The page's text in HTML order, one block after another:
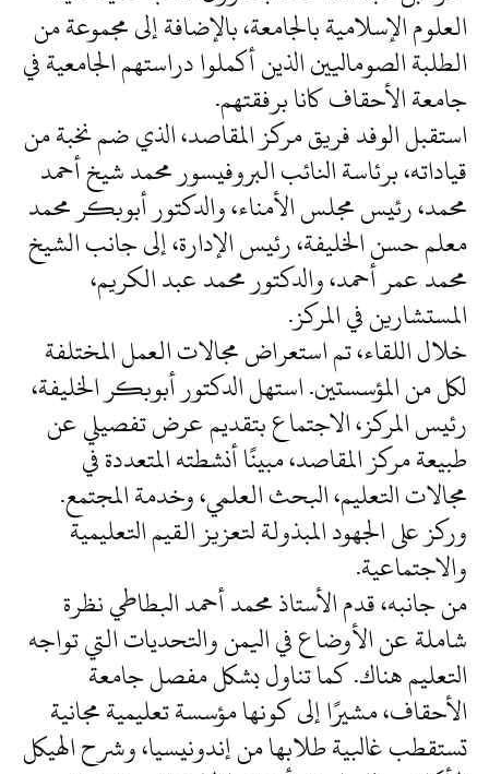
العلوم الإسلامية بالجامعة، بالإضافة إلى مجموعة من
الطلبة الصوماليين الذين أكملوا دراستهم الجامعية في
جامعة الأحقاف كانا برفقتهم.
استقبل الوفد فريق مركز المقاصد، الذي ضم نخبة من
قياداته، برئاسة النائب البروفيسور محمد شيخ أحمد
محمد، رئيس مجلس الأمناء، والدكتور أبوبكر محمد
معلم حسن الخليفة، رئيس الإدارة، إلى جانب الشيخ
محمد عمر أحمد، والدكتور محمد عبد الكريم،
المستشارين في المركز.
خلال اللقاء، تم استعراض مجالات العمل المختلفة
لكل من المؤسستين. استهل الدكتور أبوبكر الخليفة،
رئيس المركز، الاجتماع بتقديم عرض تفصيلي عن
طبيعة مركز المقاصد، مبينًا أنشطته المتعددة في
مجالات التعليم، البحث العلمي، وخدمة المجتمع.
وركز على الجهود المبذولة لتعزيز القيم التعليمية
والاجتماعية.
من جانبه، قدم الأستاذ محمد أحمد البطاطي نظرة
شاملة عن الأوضاع في اليمن والتحديات التي تواجه
التعليم هناك. كما تناول بشكل مفصل جامعة
الأحقاف، مشيرًا إلى كونها مؤسسة تعليمية مجانية
تستقطب غالبية طلابها من إندونيسيا، وشرح الهيكل